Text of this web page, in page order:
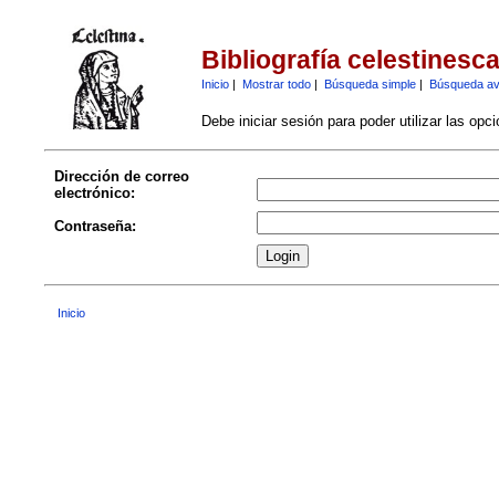
Bibliografía celestinesca
Inicio| Mostrar todo| Búsqueda simple| Búsqueda
Debe iniciar sesión para poder utilizar las
Dirección de correo
electrónico:
Contraseña:
Inicio